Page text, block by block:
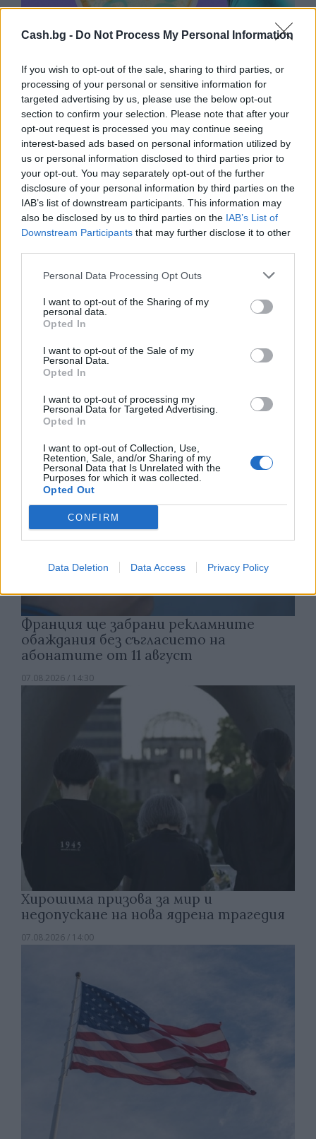
Cash.bg - Do Not Process My Personal Information
If you wish to opt-out of the sale, sharing to third parties, or
processing of your personal or sensitive information for
targeted advertising by us, please use the below opt-out
section to confirm your selection. Please note that after your
opt-out request is processed you may continue seeing
interest-based ads based on personal information utilized by
us or personal information disclosed to third parties prior to
your opt-out. You may separately opt-out of the further
disclosure of your personal information by third parties on the
IAB’s list of downstream participants. This information may
also be disclosed by us to third parties on the IAB’s List of
Downstream Participants that may further disclose it to other
Personal Data Processing Opt Outs
I want to opt-out of the Sharing of my
personal data.
Opted In
I want to opt-out of the Sale of my
Personal Data.
Opted In
I want to opt-out of processing my
Personal Data for Targeted Advertising.
Opted In
I want to opt-out of Collection, Use,
Retention, Sale, and/or Sharing of my
Personal Data that Is Unrelated with the
Purposes for which it was collected.
Opted Out
CONFIRM
Data Deletion Data Access Privacy Policy
Изкуствен интелект за първи път
създаде нови жизнеспособни вируси
07.08.2026 / 15:30
Астронавти на NASA излязоха в
открития космос
07.08.2026 / 15:00
Франция ще забрани рекламните
обаждания без съгласието на
абонатите от 11 август
07.08.2026 / 14:30
Хирошима призова за мир и
недопускане на нова ядрена трагедия
07.08.2026 / 14:00